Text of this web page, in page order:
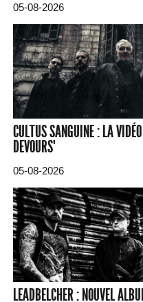
05-08-2026
CULTUS SANGUINE : LA
DEVOURS"
05-08-2026
LEADBELCHER : NOUVEL